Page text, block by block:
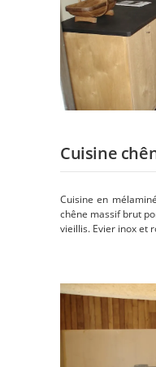
Cuisine
Cuisine en
chêne massif brut
vieillis. Evier inox et